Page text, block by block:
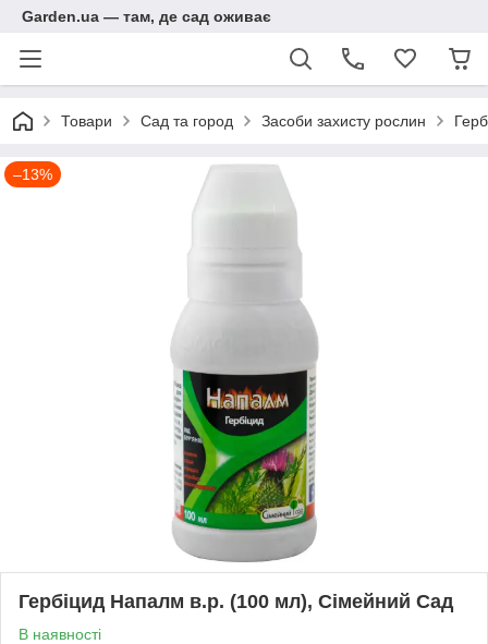
Garden.ua — там, де сад оживає
Товари Сад та город Засоби захисту рослин
–13%
Гербіцид Напалм в.р. (100 мл), Сімейний Сад
В наявності